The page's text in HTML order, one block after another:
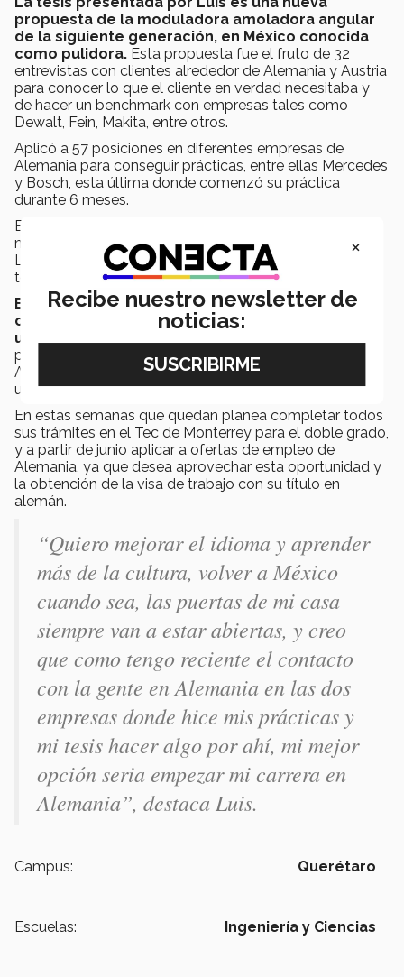
propuesta de la moduladora amoladora angular
de la siguiente generación, en México conocida
como pulidora. Esta propuesta fue el fruto de 32
entrevistas con clientes alrededor de Alemania y Austria
para conocer lo que el cliente en verdad necesitaba y
de hacer un benchmark con empresas tales como
Dewalt, Fein, Makita, entre otros.
Aplicó a 57 posiciones en diferentes empresas de
Alemania para conseguir prácticas, entre ellas Mercedes
y Bosch, esta última donde comenzó su práctica
durante 6 meses.
El proceso para el doble grado consiste en hacer 3
meses de prácticas y 3 meses para tesis, en el caso de
Luis, realizó 6 meses de prácticas y otros 6 meses de
tesis.
En el sistema académico de Alemania le daban la
opción de realizar su tesis en la universidad o en
una empresa,
posición en Bosch para su tesis por la experiencia.
Aprendió que la mejor manera de conocer la cultura de
un país es en el trabajo.
En estas semanas que quedan planea completar todos
sus trámites en el Tec de Monterrey para el doble grado,
y a partir de junio aplicar a ofertas de empleo de
Alemania, ya que desea aprovechar esta oportunidad y
la obtención de la visa de trabajo con su título en
alemán.
“Quiero mejorar el idioma y aprender
más de la cultura, volver a México
cuando sea, las puertas de mi casa
siempre van a estar abiertas, y creo
que como tengo reciente el contacto
con la gente en Alemania en las dos
empresas donde hice mis prácticas y
mi tesis hacer algo por ahí, mi mejor
opción seria empezar mi carrera en
Alemania”, destaca Luis.
Campus: Querétaro
Escuelas: Ingeniería y Ciencias
×
Recibe nuestro newsletter de
noticias: